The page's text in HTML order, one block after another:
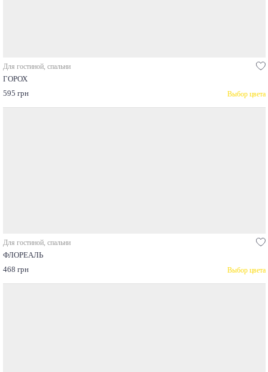
Для гостиной, спальни
ГОРОХ
595 грн
Выбор цвета
Для гостиной, спальни
ФЛОРЕАЛЬ
468 грн
Выбор цвета